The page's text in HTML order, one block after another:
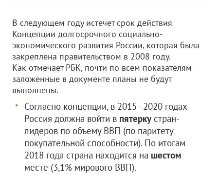
В следующем году истечет срок действия
Концепции долгосрочного социально-
экономического развития России, которая была
закреплена правительством в 2008 году.
Как отмечает РБК, почти по всем показателям
заложенные в документе планы не будут
выполнены.
Согласно концепции, в 2015–2020 годах
Россия должна войти в пятерку стран-
лидеров по объему ВВП (по паритету
покупательной способности). По итогам
2018 года страна находится на шестом
месте (3,1% мирового ВВП).